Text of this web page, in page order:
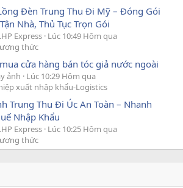
Đèn Trung Thu Đi Mỹ – Đóng Gói
Nhà, Thủ Tục Trọn Gói
Express Lúc 10:49 Hôm qua
thức
cửa hàng bán tóc giả nước ngoài
ảnh
Lúc 10:29 Hôm qua
xuất nhập khẩu-Logistics
Trung Thu Đi Úc An Toàn – Nhanh
Nhập Khẩu
Express Lúc 10:25 Hôm qua
thức